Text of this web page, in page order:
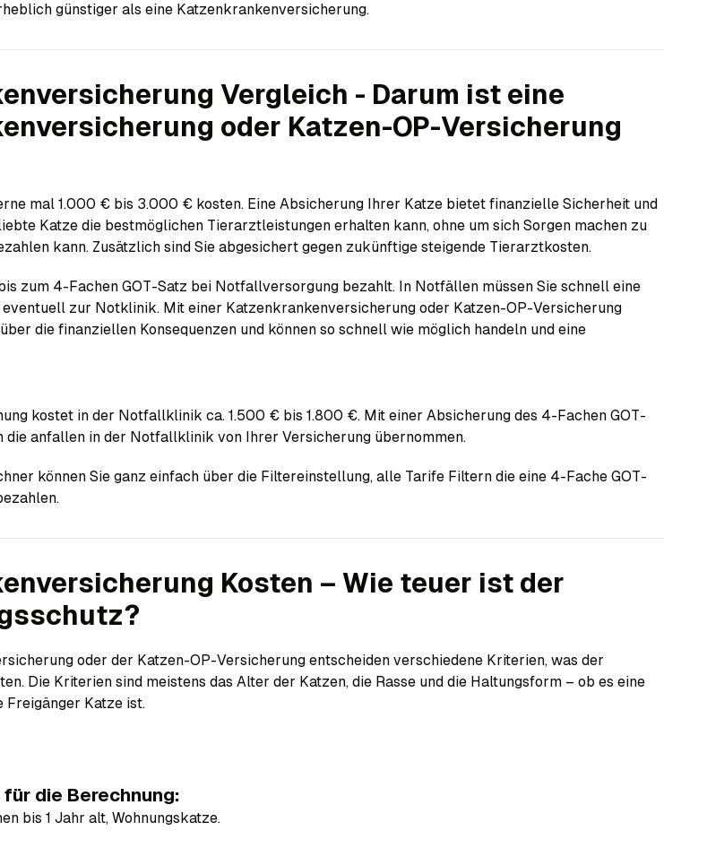
günstiger als eine Katzenkrankenversicherung.
Vergleich - Darum ist eine
oder Katzen-OP-Versicherung
mal 1.000 € bis 3.000 € kosten. Eine Absicherung Ihrer Katze bietet finanzielle Sicherheit und
Katze die bestmöglichen Tierarztleistungen erhalten kann, ohne um sich Sorgen machen zu
kann. Zusätzlich sind Sie abgesichert gegen zukünftige steigende Tierarztkosten.
zum 4-Fachen GOT-Satz bei Notfallversorgung bezahlt. In Notfällen müssen Sie schnell eine
zur Notklinik. Mit einer Katzenkrankenversicherung oder Katzen-OP-Versicherung
die finanziellen Konsequenzen und können so schnell wie möglich handeln und eine
kostet in der Notfallklinik ca. 1.500 € bis 1.800 €. Mit einer Absicherung des 4-Fachen GOT-
die anfallen in der Notfallklinik von Ihrer Versicherung übernommen.
können Sie ganz einfach über die Filtereinstellung, alle Tarife Filtern die eine 4-Fache GOT-
Kosten – Wie teuer ist der
oder der Katzen-OP-Versicherung entscheiden verschiedene Kriterien, was der
Die Kriterien sind meistens das Alter der Katzen, die Rasse und die Haltungsform – ob es eine
Freigänger Katze ist.
die Berechnung:
bis 1 Jahr alt, Wohnungskatze.